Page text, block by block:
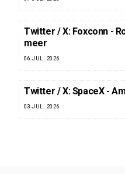
Twitter / X: Foxconn -
meer
06 JUL. 2026
Twitter / X: SpaceX -
03 JUL. 2026